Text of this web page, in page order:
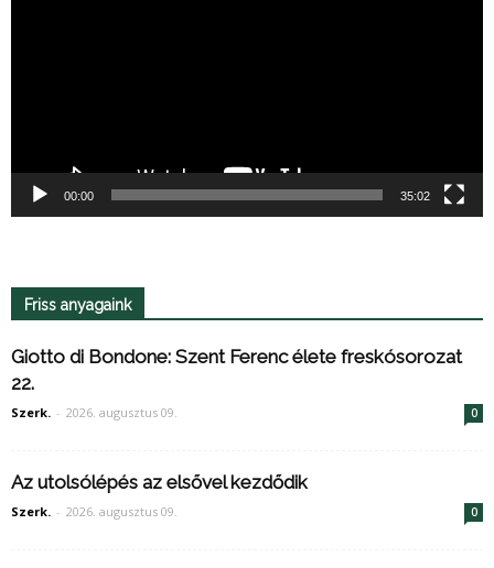
00:00 35:02
Friss anyagaink
Giotto di Bondone: Szent Ferenc élete freskósorozat
22.
Szerk. - 2026. augusztus 09. 0
Az utolsólépés az elsővel kezdődik
Szerk. - 2026. augusztus 09. 0